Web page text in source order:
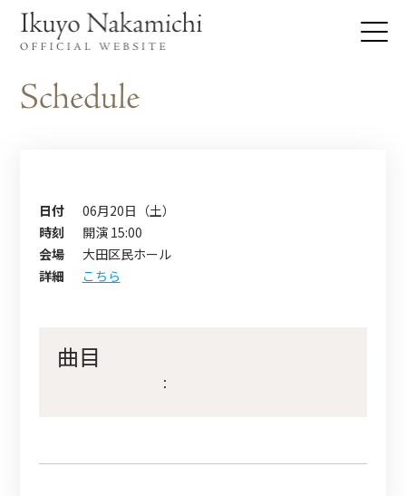
日付
06月20日（土）
時刻
開演 15:00
会場
大田区民ホール
詳細
こちら
曲目
：